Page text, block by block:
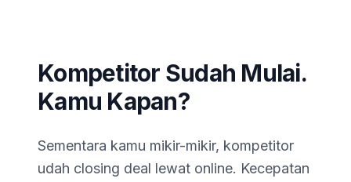
Kompetitor Sudah Mulai.
Kamu Kapan?
Sementara kamu mikir-mikir, kompetitor
udah closing deal lewat online. Kecepatan